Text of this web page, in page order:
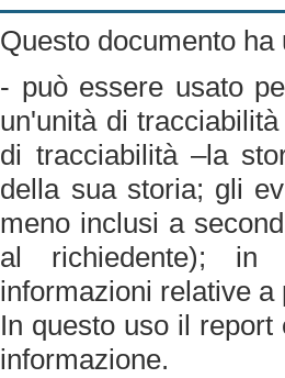
Questo documento
- può essere usato
un'unità di
di tracciabilità –la
della sua storia; gli
meno inclusi a
al richiedente); in
informazioni relative
In questo uso il
informazione.